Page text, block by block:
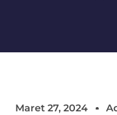
Maret 27, 2024